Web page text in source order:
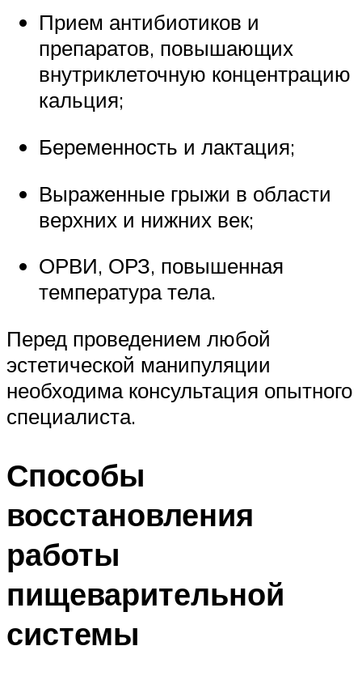
Прием антибиотиков и
препаратов, повышающих
внутриклеточную концентрацию
кальция;
Беременность и лактация;
Выраженные грыжи в области
верхних и нижних век;
ОРВИ, ОРЗ, повышенная
температура тела.
Перед проведением любой
эстетической манипуляции
необходима консультация опытного
специалиста.
Способы
восстановления
работы
пищеварительной
системы